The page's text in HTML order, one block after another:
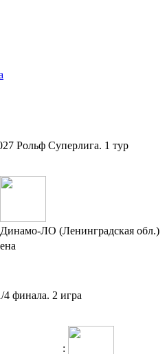
Рольф Суперлига. 1 тур
Динамо-ЛО (Ленинградская обл.)
финала. 2 игра
: